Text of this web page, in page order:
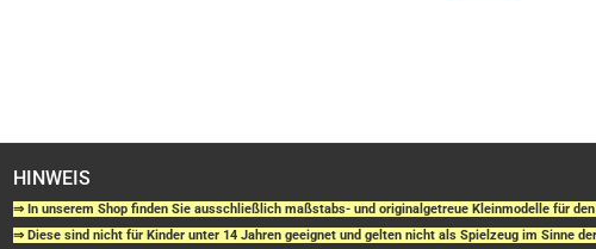
HINWEIS
⇒ In unserem Shop finden Sie ausschließlich maßstabs- und originalgetreue Kleinmodelle für
⇒ Diese sind nicht für Kinder unter 14 Jahren geeignet und gelten nicht als Spielzeug im Sinne